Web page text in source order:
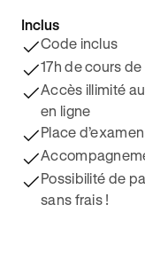
Inclus
Code inclus
17h de cours
Accès illimité
en ligne
Place
Possibilité de
sans frais !